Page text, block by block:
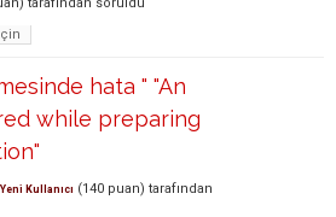
hata " "An
while preparing
Yeni Kullanıcı (140 puan) tarafından